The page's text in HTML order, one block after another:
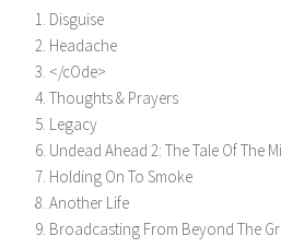
Disguise
Headache
</cOde>
Thoughts & Prayers
Legacy
Undead Ahead 2: The Tale Of The
Holding On To Smoke
Another Life
Broadcasting From Beyond The